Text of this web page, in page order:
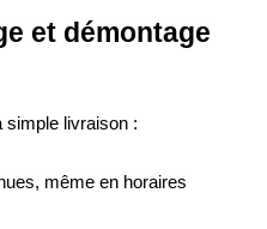
et démontage
simple livraison :
même en horaires